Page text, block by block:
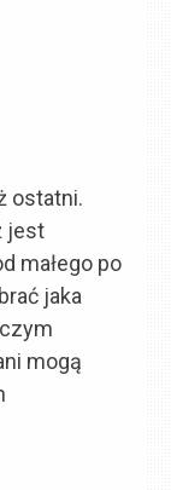
ostatni.
jest
małego po
jaka
mogą